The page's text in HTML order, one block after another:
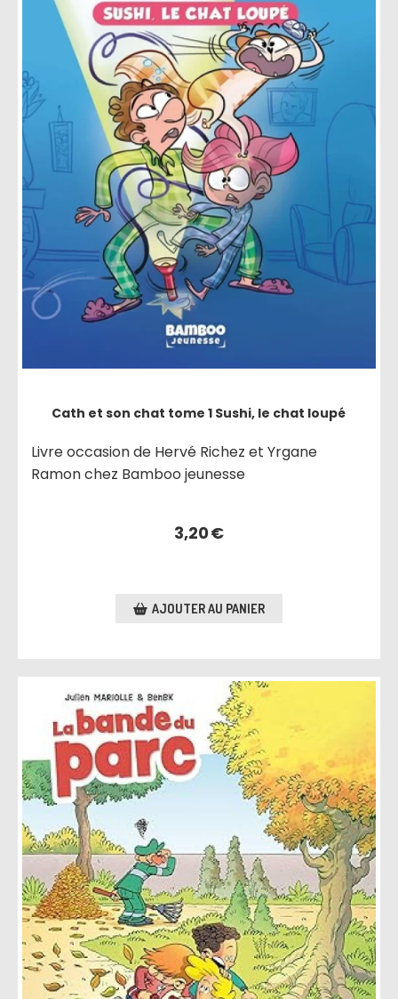
Cath et son chat tome 1 Sushi, le chat loupé
Livre occasion de Hervé Richez et Yrgane
Ramon chez Bamboo jeunesse
3,20€
AJOUTER AU PANIER